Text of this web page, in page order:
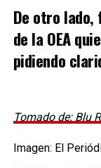
De otro
de la OEA
pidiendo
Tomado de: Blu
Imagen: El